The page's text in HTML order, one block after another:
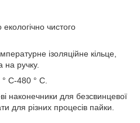
чистого
ізоляційне кільце,
на ручку.
C-480 ° C.
наконечники для безсвинцевої
для різних процесів пайки.